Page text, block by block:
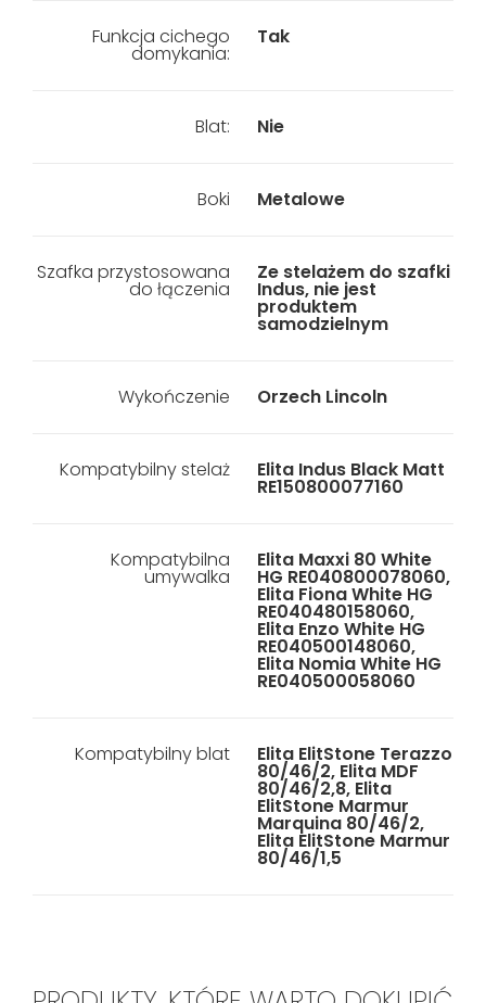
Funkcja cichego
domykania:
Tak
Blat: Nie
Boki Metalowe
Szafka przystosowana
do łączenia
Ze stelażem do szafki
Indus, nie jest
produktem
samodzielnym
Wykończenie Orzech Lincoln
Kompatybilny stelaż Elita Indus Black Matt
RE150800077160
Kompatybilna
umywalka
Elita Maxxi 80 White
HG RE040800078060,
Elita Fiona White HG
RE040480158060,
Elita Enzo White HG
RE040500148060,
Elita Nomia White HG
RE040500058060
Kompatybilny blat Elita ElitStone Terazzo
80/46/2, Elita MDF
80/46/2,8, Elita
ElitStone Marmur
Marquina 80/46/2,
Elita ElitStone Marmur
80/46/1,5